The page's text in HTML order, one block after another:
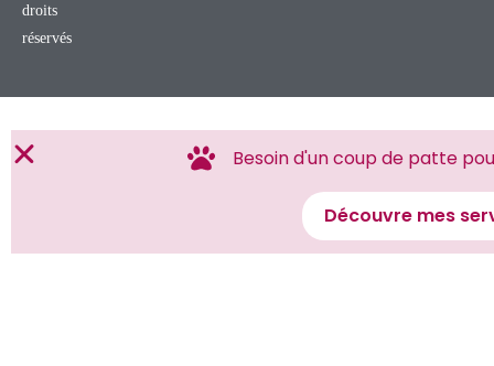
droits
réservés
Besoin d'un coup de patte
Découvre mes